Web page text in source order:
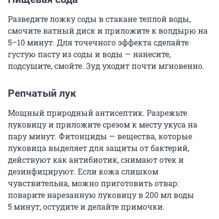
Разведите ложку соды в стакане теплой воды,
смочите ватный диск и приложите к волдырю на
5–10 минут. Для точечного эффекта сделайте
густую пасту из соды и воды — нанесите,
подсушите, смойте. Зуд уходит почти мгновенно.
Репчатый лук
Мощный природный антисептик. Разрежьте
луковицу и приложите срезом к месту укуса на
пару минут. Фитонциды — вещества, которые
луковица выделяет для защиты от бактерий,
действуют как антибиотик, снимают отек и
дезинфицируют. Если кожа слишком
чувствительна, можно приготовить отвар:
поварите нарезанную луковицу в 200 мл воды
5 минут, остудите и делайте примочки.